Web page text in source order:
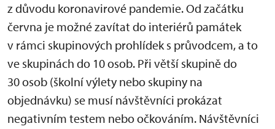
z důvodu koronavirové pandemie. Od začátku
června je možné zavítat do interiérů památek
v rámci skupinových prohlídek s průvodcem, a to
ve skupinách do 10 osob. Při větší skupině do
30 osob (školní výlety nebo skupiny na
objednávku) se musí návštěvníci prokázat
negativním testem nebo očkováním. Návštěvníci